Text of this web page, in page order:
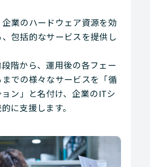
業のハードウェア資源を効
包括的なサービスを提供し
階から、運用後の各フェー
での様々なサービスを「循
ン」と名付け、企業のITシ
に支援します。